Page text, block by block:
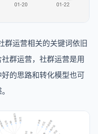
群运营相关的关键词依旧
群运营，社群运营是用
的思路和转化模型也可